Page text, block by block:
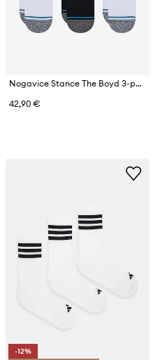
Nogavice Stance The Boyd 3-pack
42,90 €
-12%